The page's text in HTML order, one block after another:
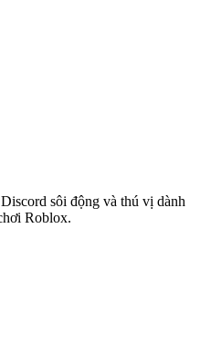
sôi động và thú vị dành
Roblox.